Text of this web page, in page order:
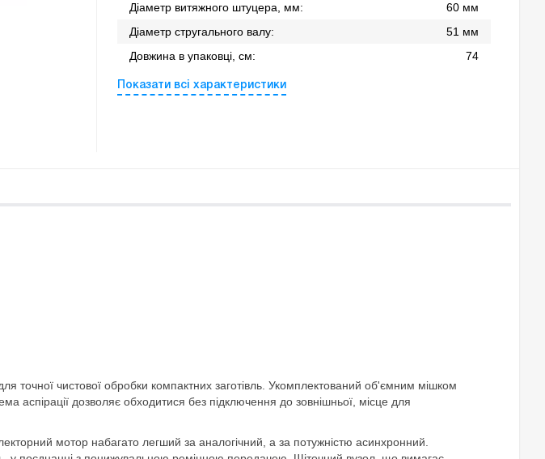
Діаметр витяжного штуцера, мм:
60 мм
Діаметр стругального валу:
51 мм
Довжина в упаковці, см:
74
Показати всі характеристики
точної чистової обробки компактних заготівль. Укомплектований об'ємним мішком
аспірації дозволяє обходитися без підключення до зовнішньої, місце для
мотор набагато легший за аналогічний, а за потужністю асинхронний.